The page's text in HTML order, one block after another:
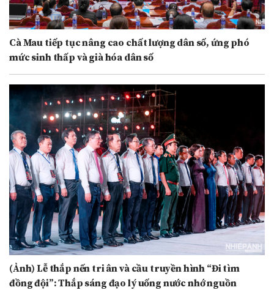
Cà Mau tiếp tục nâng cao chất lượng dân số, ứng phó
mức sinh thấp và già hóa dân số
(Ảnh) Lễ thắp nến tri ân và cầu truyền hình “Đi tìm
đồng đội”: Thắp sáng đạo lý uống nước nhớ nguồn